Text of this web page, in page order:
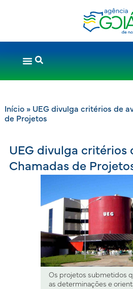
Início» UEG divulga critérios de
de Projetos
UEG divulga critérios
Chamadas de
Os projetos submetidos
as determinações e